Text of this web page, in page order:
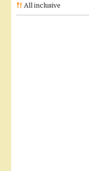
All inclusive